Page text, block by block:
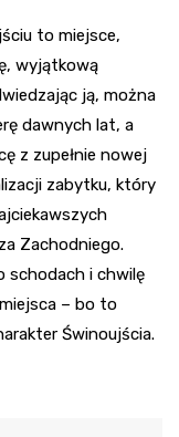
to miejsce,
wyjątkową
ją, można
dawnych lat, a
z zupełnie nowej
zabytku, który
Zachodniego.
schodach i chwilę
– bo to
Świnoujścia.